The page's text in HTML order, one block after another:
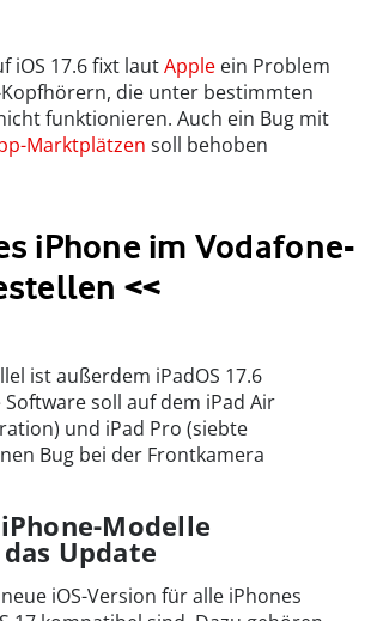
iOS 17.6 fixt lautApple ein Problem
die unter bestimmten
funktionieren. Auch ein Bug mit
Marktplätzen soll behoben
iPhone im Vodafone-
<<
ist außerdem iPadOS 17.6
soll auf dem iPad Air
und iPad Pro (siebte
Bug bei der Frontkamera
Modelle
Update
iOS-Version für alle iPhones